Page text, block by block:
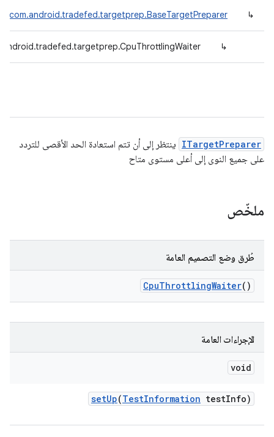
↳
com.android.tradefed.targetprep.BaseTargetPreparer
↳
ITargetPreparer ينتظر إلى أن تتم استعادة الحد الأقصى للتردد
على جميع النوى إلى أعلى مستوى متاح
ملخّص
طُرق وضع التصميم العامة
CpuThrottlingWaiter()
الإجراءات العامة
void
setUp(TestInformation testInfo)